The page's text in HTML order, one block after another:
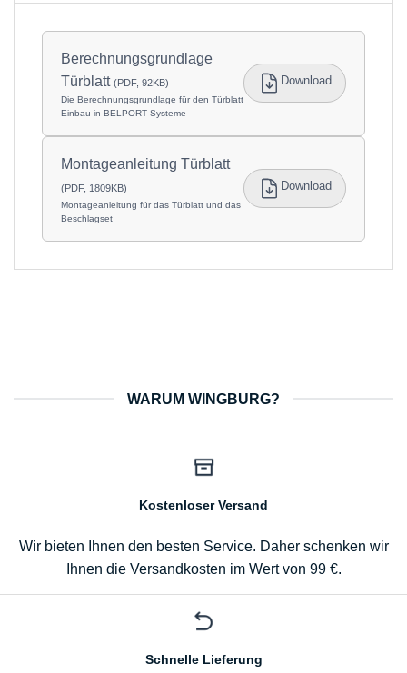
Berechnungsgrundlage
Türblatt (PDF, 92KB)
Die Berechnungsgrundlage für den Türblatt
Einbau in BELPORT Systeme
Download
Montageanleitung Türblatt
(PDF, 1809KB)
Montageanleitung für das Türblatt und das
Beschlagset
Download
WARUM WINGBURG?
Kostenloser Versand
Wir bieten Ihnen den besten Service. Daher schenken wir
Ihnen die Versandkosten im Wert von 99 €.
Schnelle Lieferung